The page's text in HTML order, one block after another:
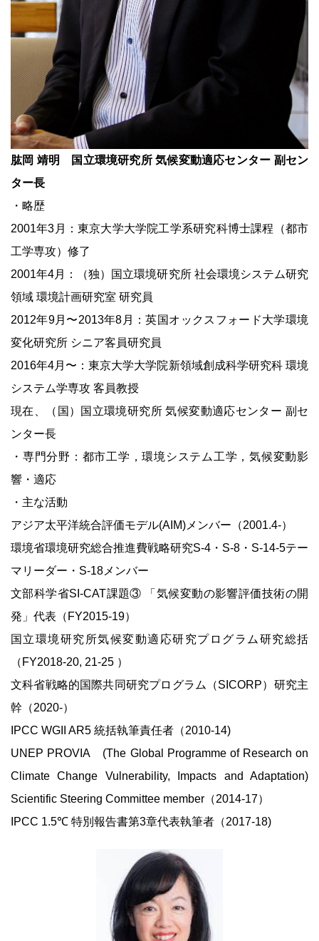
肱岡 靖明 国立環境研究所 気候変動適応センター 副セン
ター長
・略歴
2001年3月：東京大学大学院工学系研究科博士課程（都市
工学専攻）修了
2001年4月：（独）国立環境研究所 社会環境システム研究
領域 環境計画研究室 研究員
2012年9月〜2013年8月：英国オックスフォード大学環境
変化研究所 シニア客員研究員
2016年4月〜：東京大学大学院新領域創成科学研究科 環境
システム学専攻 客員教授
現在、（国）国立環境研究所 気候変動適応センター 副セ
ンター長
・専門分野：都市工学，環境システム工学，気候変動影
響・適応
・主な活動
アジア太平洋統合評価モデル(AIM)メンバー（2001.4-）
環境省環境研究総合推進費戦略研究S-4・S-8・S-14-5テー
マリーダー・S-18メンバー
文部科学省SI-CAT課題③ 「気候変動の影響評価技術の開
発」代表（FY2015-19）
国立環境研究所気候変動適応研究プログラム研究総括
（FY2018-20, 21-25 ）
文科省戦略的国際共同研究プログラム（SICORP）研究主
幹（2020-）
IPCC WGII AR5 統括執筆責任者（2010-14)
UNEP PROVIA (The Global Programme of Research on
Climate Change Vulnerability, Impacts and Adaptation)
Scientific Steering Committee member（2014-17）
IPCC 1.5℃ 特別報告書第3章代表執筆者（2017-18)